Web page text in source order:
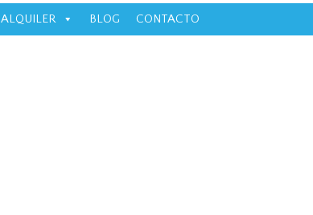
ALQUILER BLOG CONTACTO